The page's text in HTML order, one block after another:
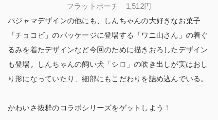
フラットポーチ 1,512円
パジャマデザインの他にも、しんちゃんの大好きなお菓子
「チョコビ」のパッケージに登場する「ワニ山さん」の着ぐ
るみを着たデザインなど今回のために描きおろしたデザイン
も登場。しんちゃんの飼い犬「シロ」の吹き出しが実はおし
り形になっていたり、細部にもこだわりを詰め込んでいる。
かわいさ抜群のコラボシリーズをゲットしよう！